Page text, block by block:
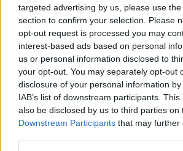
targeted advertising by us, please use
section to confirm your selection. Please
opt-out request is processed you may
interest-based ads based on personal
us or personal information disclosed to
your opt-out. You may separately opt-out
disclosure of your personal information
IAB’s list of downstream participants.
also be disclosed by us to third parties on
Downstream Participants that may further
HÍRDETÉS
LEGFRISSEBB
Országos hírek
Megérkezett az eső a